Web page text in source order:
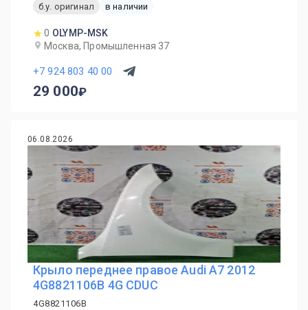
б.у. оригинал
в наличии
0 OLYMP-MSK
Москва, Промышленная 37
+7 924 803 40 00
29 000
06.08.2026
Крыло переднее правое Audi A7 2012
4G8821106B 4G CDUC
4G8821106B